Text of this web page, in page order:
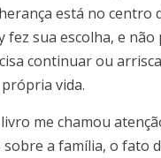
está no centro
fez sua escolha, e
continuar ou
vida.
me chamou
a família, o fato